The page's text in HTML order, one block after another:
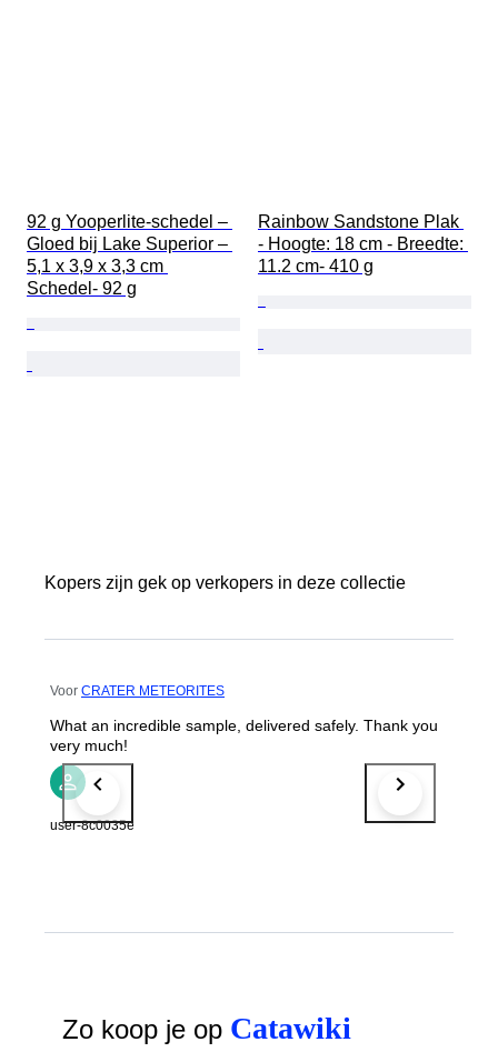
92 g Yooperlite-schedel –
Gloed bij Lake Superior –
5,1 x 3,9 x 3,3 cm
Schedel- 92 g
Rainbow Sandstone Plak
- Hoogte: 18 cm - Breedte:
11.2 cm- 410 g
Kopers zijn gek op verkopers in deze collectie
Voor CRATER METEORITES
What an incredible sample, delivered safely. Thank you
very much!
user-8c0035e
Zo koop je op Catawiki